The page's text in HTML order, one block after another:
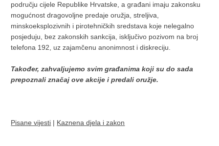
području cijele Republike Hrvatske, a građani imaju zakonsku
mogućnost dragovoljne predaje oružja, streljiva,
minskoeksplozivnih i pirotehničkih sredstava koje nelegalno
posjeduju, bez zakonskih sankcija, isključivo pozivom na broj
telefona 192, uz zajamčenu anonimnost i diskreciju.
Također, zahvaljujemo svim građanima koji su do sada
prepoznali značaj ove akcije i predali oružje.
Pisane vijesti | Kaznena djela i zakon